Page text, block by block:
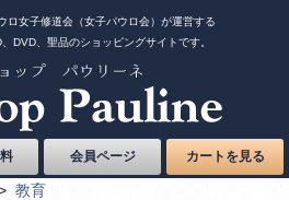
ロ女子修道会（女子パウロ会）が運営する
DVD、聖品のショッピングサイトです。
会員ページ カートを見る
教育